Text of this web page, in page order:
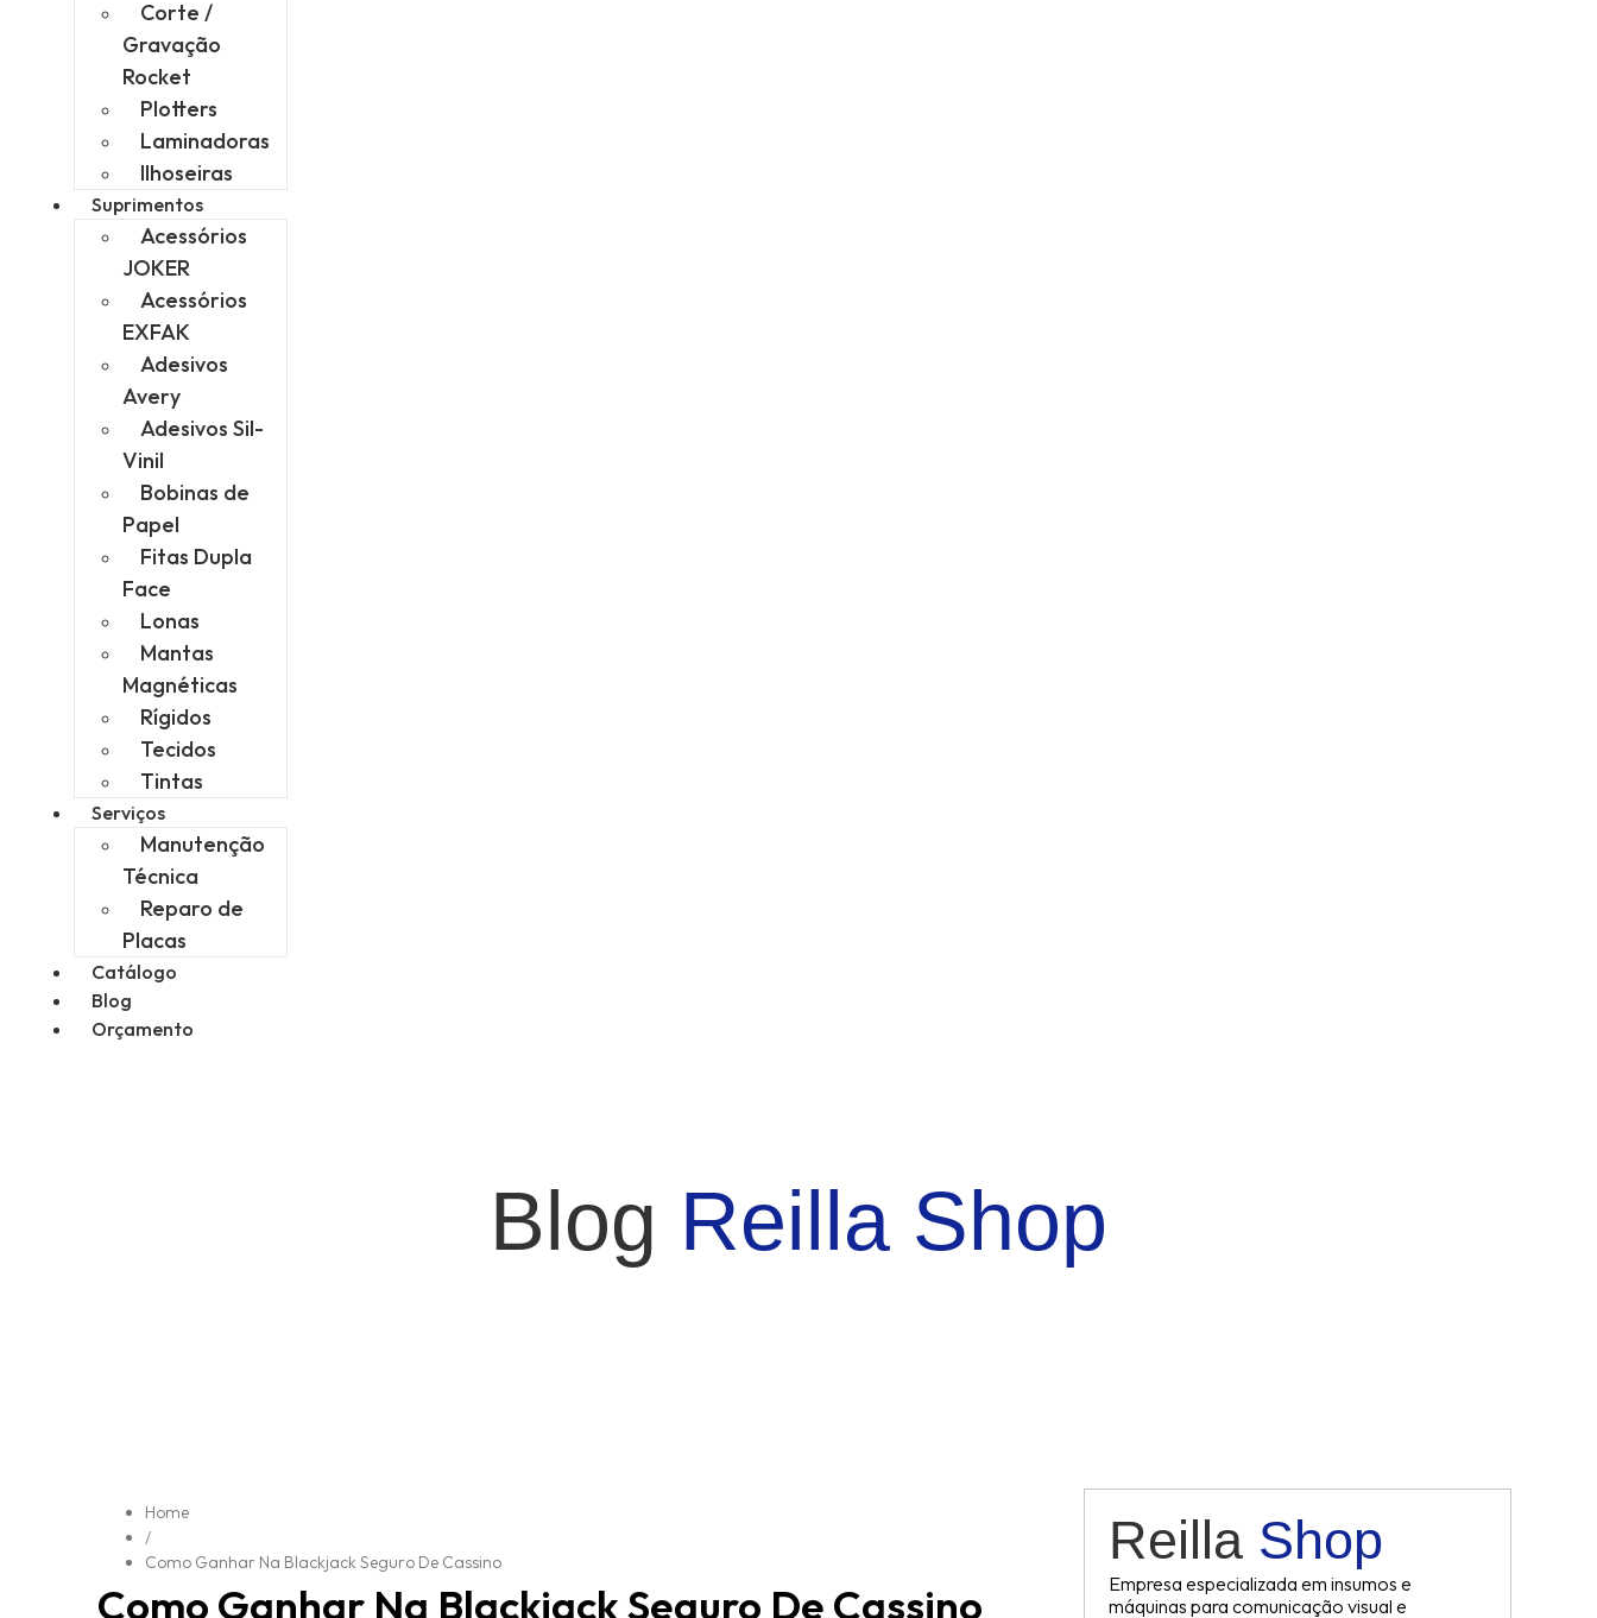
Corte /
Gravação
Rocket
Plotters
Laminadoras
Ilhoseiras
Suprimentos
Acessórios
JOKER
Acessórios
EXFAK
Adesivos
Avery
Adesivos Sil-
Vinil
Bobinas de
Papel
Fitas Dupla
Face
Lonas
Mantas
Magnéticas
Rígidos
Tecidos
Tintas
Serviços
Manutenção
Técnica
Reparo de
Placas
Catálogo
Blog
Orçamento
Blog Reilla Shop
Home
/
Como Ganhar Na Blackjack Seguro De Cassino
Como Ganhar Na Blackjack Seguro De Cassino
Reilla Shop
Empresa especializada em insumos e
máquinas para comunicação visual e